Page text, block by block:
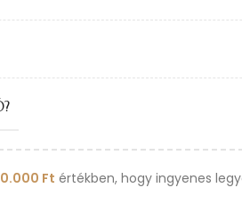
Ft értékben, hogy ingyenes